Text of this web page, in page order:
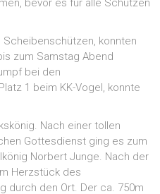
bevor es für alle Schützen
konnten
zum Samstag Abend
bei den
1 beim KK-Vogel, konnte
Nach einer tollen
Gottesdienst ging es zum
Norbert Junge. Nach der
Herzstück des
durch den Ort. Der ca. 750m